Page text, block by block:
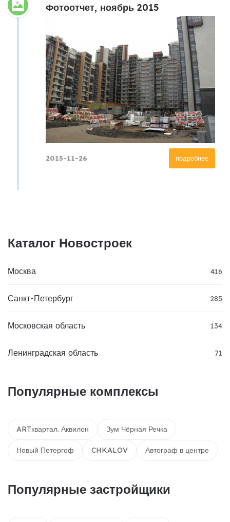
Фотоотчет, ноябрь 2015
подробнее
2015-11-26
Каталог Новостроек
Москва 416
Санкт-Петербург 285
Московская область 134
Ленинградская область 71
Популярные комплексы
ARTквартал. Аквилон Зум Чёрная Речка
Новый Петергоф CHKALOV Автограф в центре
Популярные застройщики